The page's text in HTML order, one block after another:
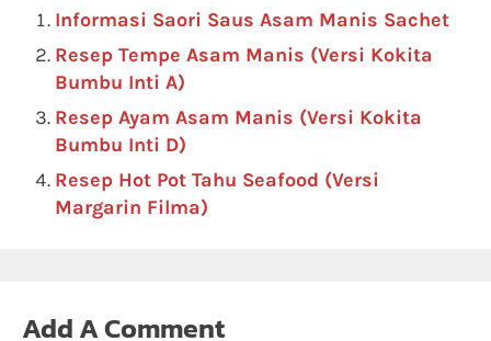
Informasi Saori Saus Asam Manis Sachet
Resep Tempe Asam Manis (Versi Kokita
Bumbu Inti A)
Resep Ayam Asam Manis (Versi Kokita
Bumbu Inti D)
Resep Hot Pot Tahu Seafood (Versi
Margarin Filma)
Add A Comment